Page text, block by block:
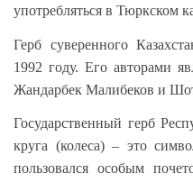
употребляться в Тюркском
Герб суверенного
1992 году. Его авторами
Жандарбек Малибеков и
Государственный герб
круга (колеса) – это
пользовался особым